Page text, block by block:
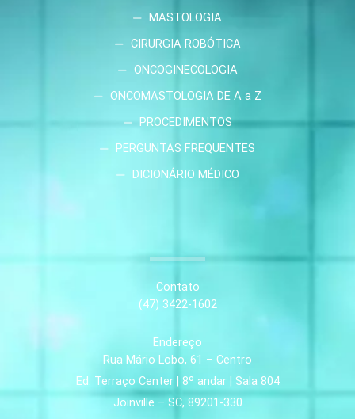
MASTOLOGIA
CIRURGIA ROBÓTICA
ONCOGINECOLOGIA
ONCOMASTOLOGIA DE A a Z
PROCEDIMENTOS
PERGUNTAS FREQUENTES
DICIONÁRIO MÉDICO
Contato
(47) 3422-1602
Endereço
Rua Mário Lobo, 61 – Centro
Ed. Terraço Center | 8º andar | Sala 804
Joinville – SC, 89201-330